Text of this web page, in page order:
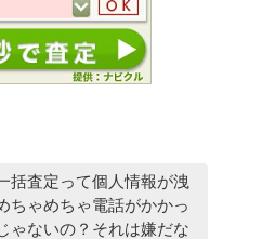
括査定って個人情報が洩
ちゃめちゃ電話がかかっ
ゃないの？それは嫌だな